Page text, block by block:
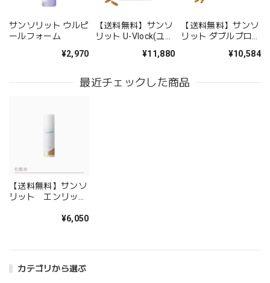
カテゴリから選ぶ
サンソリット ウルピ
ールフォーム
¥2,970
【送料無料】サンソ
リット U-Vlock(ユー
¥11,880
【送料無料】サンソ
リット ダブルブロッ
¥10,584
最近チェックした商品
【送料無料】サンソ
リット エンリッチ
¥6,050